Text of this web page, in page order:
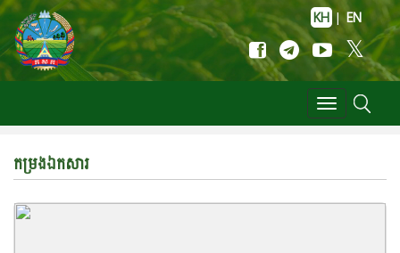
KH | EN
Toggle
navigation
កម្រងឯកសារ